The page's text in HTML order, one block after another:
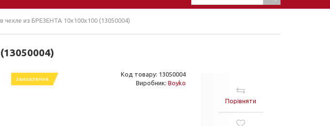
из БРЕЗЕНТА 10х100х100 (13050004)
замовлення
Код товару: 13050004
Виробник: Boyko
Порівняти